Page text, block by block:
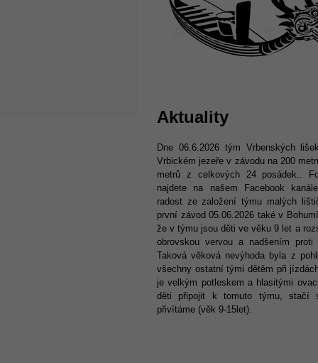
Aktuality
Dne 06.6.2026 tým Vrbenských
Vrbickém jezeře v závodu na 200
metrů z celkových 24 posádek..
najdete na našem Facebook
radost ze založení týmu malých
první závod 05.06.2026 také v
že v týmu jsou děti ve věku 9 let a
obrovskou vervou a nadšením
Taková věková nevýhoda byla z
všechny ostatní tými dětěm při
je velkým potleskem a hlasitými
děti připojit k tomuto týmu, stačí
přivítáme (věk 9-15let).